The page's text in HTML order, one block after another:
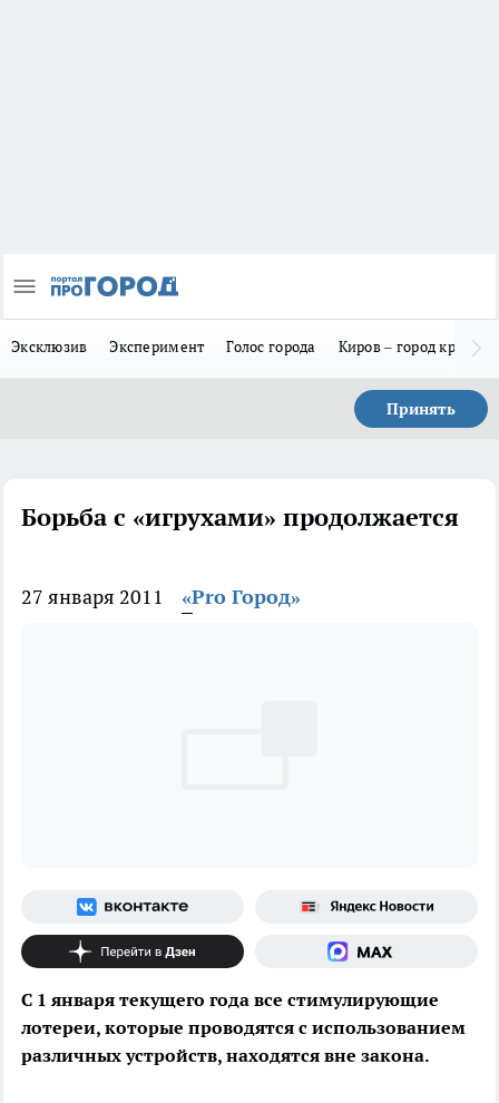
Эксклюзив Эксперимент Голос города Киров – город
Принять
Борьба с «игрухами» продолжается
27 января 2011 «Pro Город»
С 1 января текущего года все стимулирующие
лотереи, которые проводятся с использованием
различных устройств, находятся вне закона.